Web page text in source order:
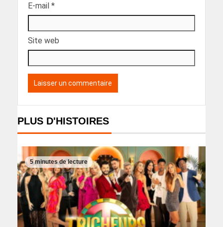
E-mail *
Site web
PLUS D'HISTOIRES
5 minutes de lecture